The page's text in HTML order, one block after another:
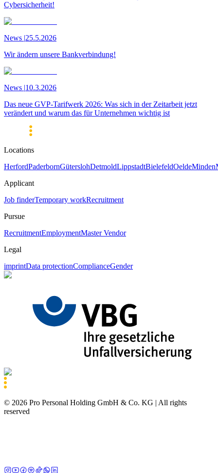
Cybersicherheit!
News |25.5.2026
Wir ändern unsere Bankverbindung!
News |10.3.2026
Das neue GVP-Tarifwerk 2026: Was sich in der Zeitarbeit jetzt
verändert und warum das für Unternehmen wichtig ist
Locations
HerfordPaderbornGüterslohDetmoldLippstadtBielefeldOeldeMinden
Applicant
Job finderTemporary workRecruitment
Pursue
RecruitmentEmploymentMaster Vendor
Legal
imprintData protectionComplianceGender
© 2026 Pro Personal Holding GmbH & Co. KG | All rights
reserved